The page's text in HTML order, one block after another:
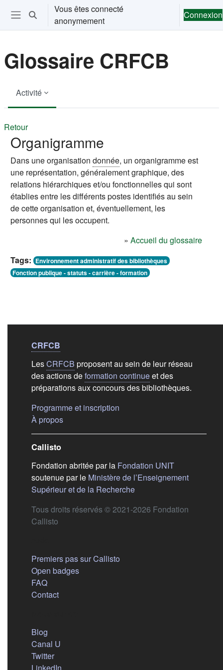
Passer au contenu principal
Ouvrir le menu de navigation
Activer/désactiver la saisie de recherche
Vous êtes connecté
anonymement
Connexion
Glossaire CRFCB
Activité
Retour
Organigramme
Dans une organisation donnée, un organigramme est
une représentation, généralement graphique, des
relations hiérarchiques et/ou fonctionnelles qui sont
établies entre les différents postes identifiés au sein
de cette organisation et, éventuellement, les
personnes qui les occupent.
» Accueil du glossaire
Tags: Environnement administratif des bibliothèques
Fonction publique - statuts - carrière - formation
Liens de bas de
CRFCB
LesCRFCB proposent au sein de leur réseau
des actions deformation continueet des
préparations aux concours des bibliothèques.
Programme et inscription
À propos(s'ouvre dans un nouvel onglet)
Callisto
Fondation abritée par la Fondation UNIT(s'ouvre
soutenue par le Ministère de l’Enseignement
Supérieur et de la Recherche(s'ouvre dans un nouvel
Tous droits réservés © 2021-2026 Fondation
Callisto
Premiers pas sur Callisto
Open badges
FAQ
Contact
Blog
Canal U
Twitter(s'ouvre dans un nouvel onglet)